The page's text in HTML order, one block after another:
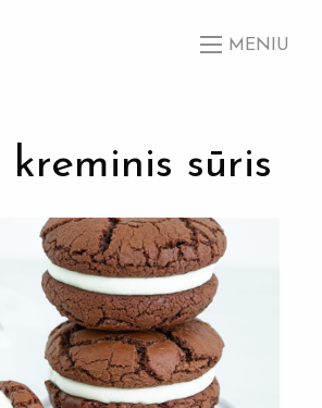
MENIU
kreminis sūris